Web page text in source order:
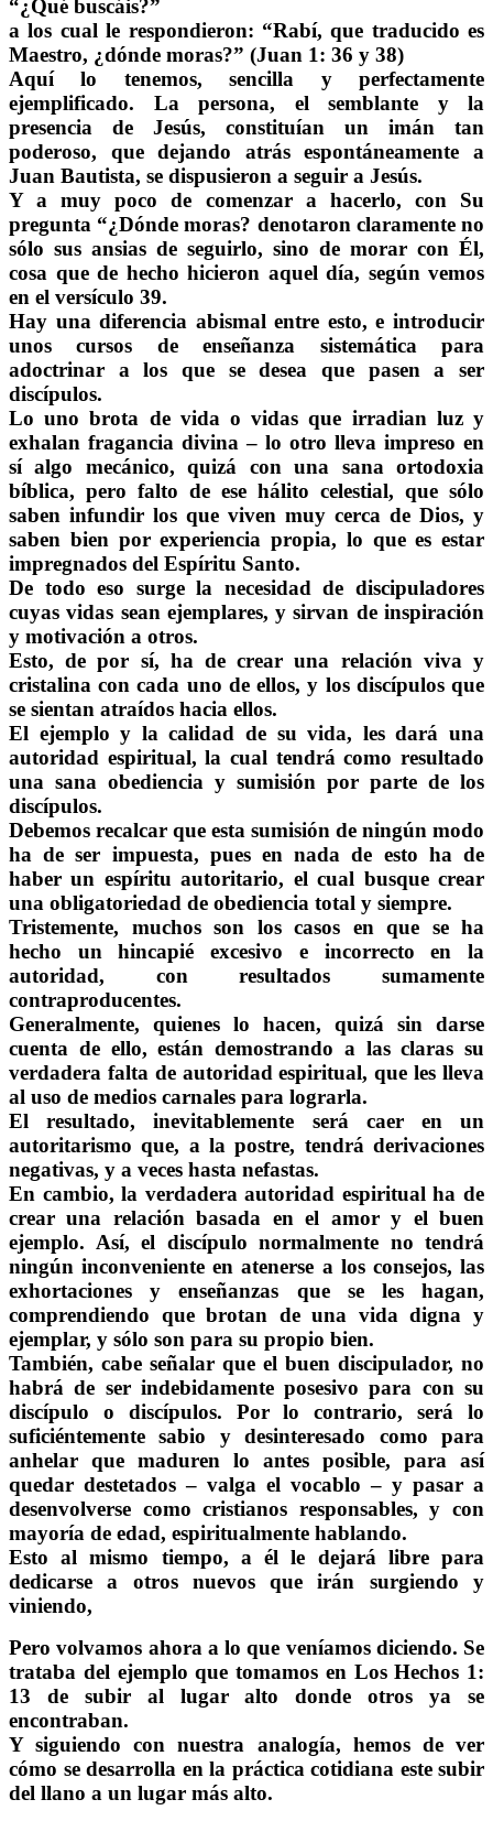
“¿Qué buscáis?”
a los cual le respondieron: “Rabí, que traducido es
Maestro, ¿dónde moras?” (Juan 1: 36 y 38)
Aquí lo tenemos, sencilla y perfectamente
ejemplificado. La persona, el semblante y la
presencia de Jesús, constituían un imán tan
poderoso, que dejando atrás espontáneamente a
Juan Bautista, se dispusieron a seguir a Jesús.
Y a muy poco de comenzar a hacerlo, con Su
pregunta “¿Dónde moras? denotaron claramente no
sólo sus ansias de seguirlo, sino de morar con Él,
cosa que de hecho hicieron aquel día, según vemos
en el versículo 39.
Hay una diferencia abismal entre esto, e introducir
unos cursos de enseñanza sistemática para
adoctrinar a los que se desea que pasen a ser
discípulos.
Lo uno brota de vida o vidas que irradian luz y
exhalan fragancia divina – lo otro lleva impreso en
sí algo mecánico, quizá con una sana ortodoxia
bíblica, pero falto de ese hálito celestial, que sólo
saben infundir los que viven muy cerca de Dios, y
saben bien por experiencia propia, lo que es estar
impregnados del Espíritu Santo.
De todo eso surge la necesidad de discipuladores
cuyas vidas sean ejemplares, y sirvan de inspiración
y motivación a otros.
Esto, de por sí, ha de crear una relación viva y
cristalina con cada uno de ellos, y los discípulos que
se sientan atraídos hacia ellos.
El ejemplo y la calidad de su vida, les dará una
autoridad espiritual, la cual tendrá como resultado
una sana obediencia y sumisión por parte de los
discípulos.
Debemos recalcar que esta sumisión de ningún modo
ha de ser impuesta, pues en nada de esto ha de
haber un espíritu autoritario, el cual busque crear
una obligatoriedad de obediencia total y siempre.
Tristemente, muchos son los casos en que se ha
hecho un hincapié excesivo e incorrecto en la
autoridad, con resultados sumamente
contraproducentes.
Generalmente, quienes lo hacen, quizá sin darse
cuenta de ello, están demostrando a las claras su
verdadera falta de autoridad espiritual, que les lleva
al uso de medios carnales para lograrla.
El resultado, inevitablemente será caer en un
autoritarismo que, a la postre, tendrá derivaciones
negativas, y a veces hasta nefastas.
En cambio, la verdadera autoridad espiritual ha de
crear una relación basada en el amor y el buen
ejemplo. Así, el discípulo normalmente no tendrá
ningún inconveniente en atenerse a los consejos, las
exhortaciones y enseñanzas que se les hagan,
comprendiendo que brotan de una vida digna y
ejemplar, y sólo son para su propio bien.
También, cabe señalar que el buen discipulador, no
habrá de ser indebidamente posesivo para con su
discípulo o discípulos. Por lo contrario, será lo
suficiéntemente sabio y desinteresado como para
anhelar que maduren lo antes posible, para así
quedar destetados – valga el vocablo – y pasar a
desenvolverse como cristianos responsables, y con
mayoría de edad, espiritualmente hablando.
Esto al mismo tiempo, a él le dejará libre para
dedicarse a otros nuevos que irán surgiendo y
viniendo,
Pero volvamos ahora a lo que veníamos diciendo. Se
trataba del ejemplo que tomamos en Los Hechos 1:
13 de subir al lugar alto donde otros ya se
encontraban.
Y siguiendo con nuestra analogía, hemos de ver
cómo se desarrolla en la práctica cotidiana este subir
del llano a un lugar más alto.